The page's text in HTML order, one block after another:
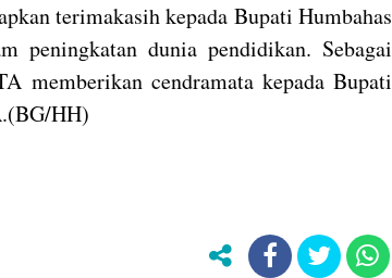
terimakasih kepada Bupati Humbahas
peningkatan dunia pendidikan. Sebagai
memberikan cendramata kepada Bupati
HH)